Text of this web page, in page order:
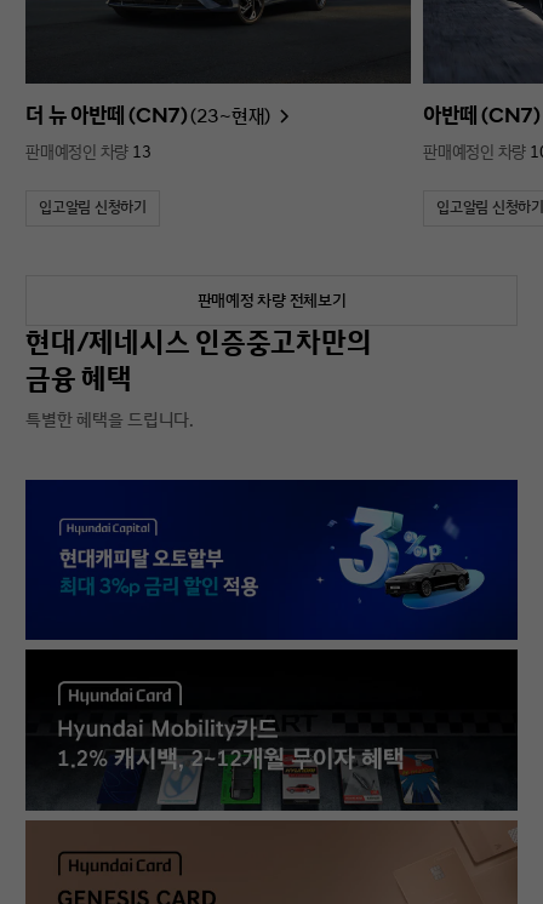
더 뉴 아반떼 (CN7)(23~현재)
판매예정인 차량 13
입고알림 신청하기
아반떼 (CN7)
판매예정인 차량
입고알림 신청하기
판매예정 차량 전체보기
현대/제네시스 인증중고차만의
금융 혜택
특별한 혜택을 드립니다.